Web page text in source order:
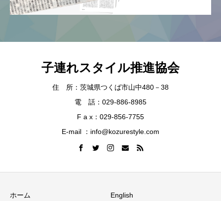
子連れスタイル推進協会
住 所：茨城県つくば市山中480－38
電 話：029-886-8985
F a x：029-856-7755
E-mail ：info@kozurestyle.com
ホーム English